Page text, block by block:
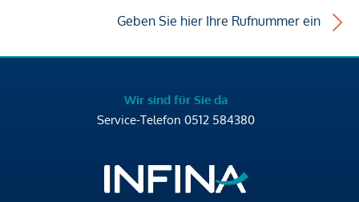
Geben Sie hier Ihre Rufnummer ein
Wir sind für Sie da
Service-Telefon 0512 584380